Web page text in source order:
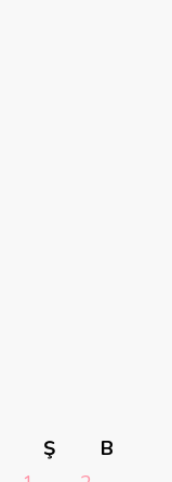
Ş
B